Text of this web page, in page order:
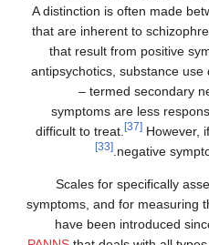
A distinction
that are
that
–
difficult to
Scales
symptoms,
have